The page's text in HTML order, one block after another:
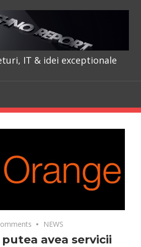
IT & idei exceptionale
NEWS
avea servicii